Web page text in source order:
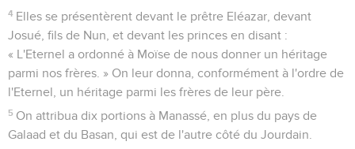
4 Elles se présentèrent devant le prêtre Eléazar, devant
Josué, fils de Nun, et devant les princes en disant :
« L'Eternel a ordonné à Moïse de nous donner un héritage
parmi nos frères. » On leur donna, conformément à l'ordre de
l'Eternel, un héritage parmi les frères de leur père.
5 On attribua dix portions à Manassé, en plus du pays de
Galaad et du Basan, qui est de l'autre côté du Jourdain.